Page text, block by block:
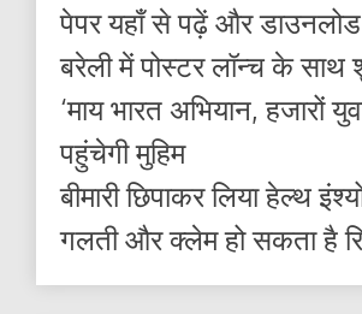
पेपर यहाँ से पढ़ें और
बरेली में पोस्टर लॉन्च के
‘माय भारत अभियान, हजारों
पहुंचेगी मुहिम
बीमारी छिपाकर लिया हेल्थ
गलती और क्लेम हो सकता है